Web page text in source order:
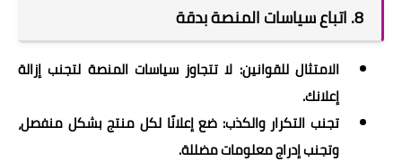
8. اتباع سياسات المنصة بدقة
الامتثال للقوانين: لا تتجاوز سياسات المنصة لتجنب إزالة
إعلانك.
تجنب التكرار والكذب: ضع إعلانًا لكل منتج بشكل منفصل،
وتجنب إدراج معلومات مضللة.